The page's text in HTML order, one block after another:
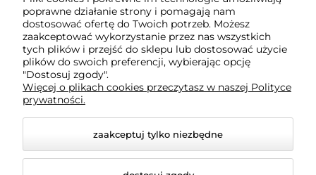
Płatności i dostawa
Informacje
O nas
poprawne działanie strony i pomagają nam
dostosować ofertę do Twoich potrzeb. Możesz
zaakceptować wykorzystanie przez nas wszystkich
tych plików i przejść do sklepu lub dostosować użycie
plików do swoich preferencji, wybierając opcję
"Dostosuj zgody".
Więcej o plikach cookies przeczytasz w naszej Polityce
prywatności.
zaakceptuj tylko niezbędne